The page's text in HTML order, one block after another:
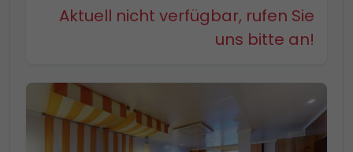
Aktuell nicht verfügbar, rufen Sie
uns bitte an!